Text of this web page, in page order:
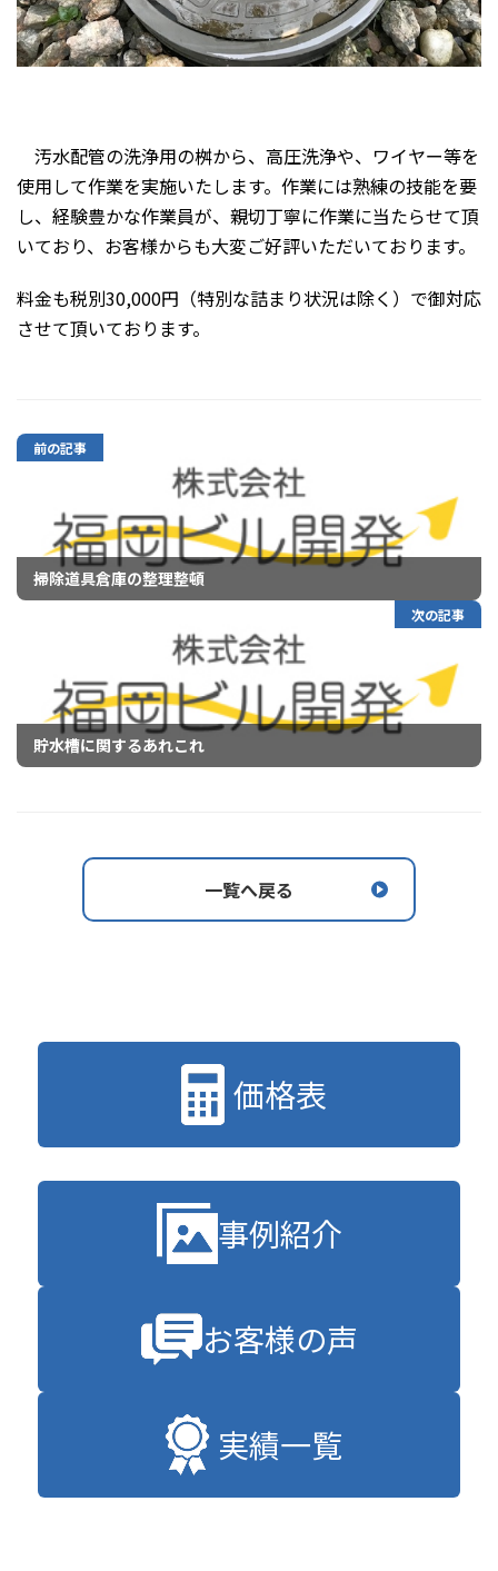
汚水配管の洗浄用の桝から、高圧洗浄や、ワイヤー等を
使用して作業を実施いたします。作業には熟練の技能を要
し、経験豊かな作業員が、親切丁寧に作業に当たらせて頂
いており、お客様からも大変ご好評いただいております。
料金も税別30,000円（特別な詰まり状況は除く）で御対応
させて頂いております。
前の記事
掃除道具倉庫の整理整頓
次の記事
貯水槽に関するあれこれ
一覧へ戻る
価格表
事例紹介
お客様の声
実績一覧